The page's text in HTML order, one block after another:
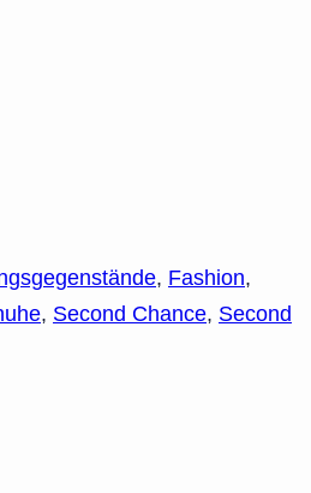
, Fashion,
, Second Chance, Second